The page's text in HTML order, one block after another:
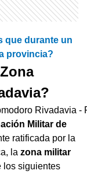
que durante un
provincia?
Militar de
ratificada por la
la zona militar
los siguientes